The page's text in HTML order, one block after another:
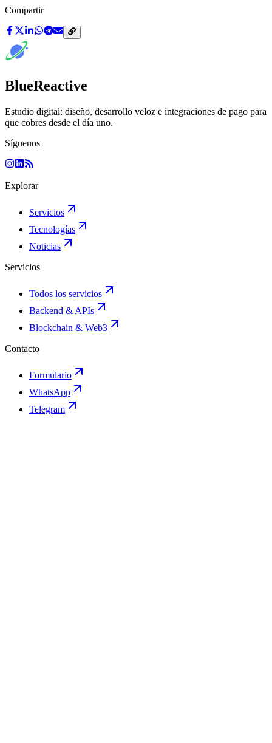
Compartir
BlueReactive
Estudio digital: diseño, desarrollo veloz e integraciones de pago para
que cobres desde el día uno.
Síguenos
Explorar
Servicios
Tecnologías
Noticias
Servicios
Todos los servicios
Backend & APIs
Blockchain & Web3
Contacto
Formulario
WhatsApp
Telegram